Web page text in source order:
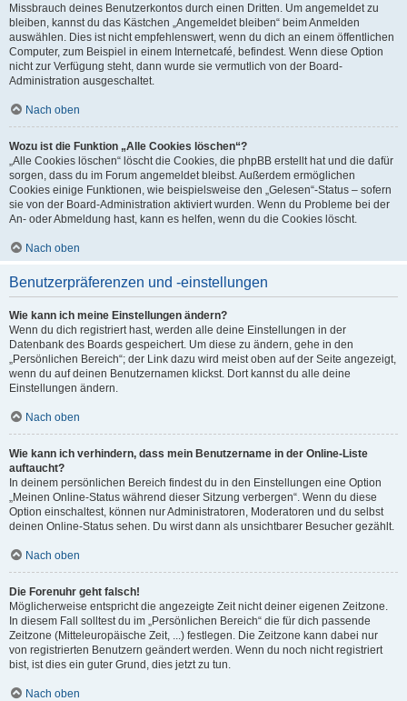
Missbrauch deines Benutzerkontos durch einen Dritten. Um angemeldet zu
bleiben, kannst du das Kästchen „Angemeldet bleiben“ beim Anmelden
auswählen. Dies ist nicht empfehlenswert, wenn du dich an einem öffentlichen
Computer, zum Beispiel in einem Internetcafé, befindest. Wenn diese Option
nicht zur Verfügung steht, dann wurde sie vermutlich von der Board-
Administration ausgeschaltet.
Nach oben
Wozu ist die Funktion „Alle Cookies löschen“?
„Alle Cookies löschen“ löscht die Cookies, die phpBB erstellt hat und die dafür
sorgen, dass du im Forum angemeldet bleibst. Außerdem ermöglichen
Cookies einige Funktionen, wie beispielsweise den „Gelesen“-Status – sofern
sie von der Board-Administration aktiviert wurden. Wenn du Probleme bei der
An- oder Abmeldung hast, kann es helfen, wenn du die Cookies löscht.
Nach oben
Benutzerpräferenzen und -einstellungen
Wie kann ich meine Einstellungen ändern?
Wenn du dich registriert hast, werden alle deine Einstellungen in der
Datenbank des Boards gespeichert. Um diese zu ändern, gehe in den
„Persönlichen Bereich“; der Link dazu wird meist oben auf der Seite angezeigt,
wenn du auf deinen Benutzernamen klickst. Dort kannst du alle deine
Einstellungen ändern.
Nach oben
Wie kann ich verhindern, dass mein Benutzername in der Online-Liste
auftaucht?
In deinem persönlichen Bereich findest du in den Einstellungen eine Option
„Meinen Online-Status während dieser Sitzung verbergen“. Wenn du diese
Option einschaltest, können nur Administratoren, Moderatoren und du selbst
deinen Online-Status sehen. Du wirst dann als unsichtbarer Besucher gezählt.
Nach oben
Die Forenuhr geht falsch!
Möglicherweise entspricht die angezeigte Zeit nicht deiner eigenen Zeitzone.
In diesem Fall solltest du im „Persönlichen Bereich“ die für dich passende
Zeitzone (Mitteleuropäische Zeit, ...) festlegen. Die Zeitzone kann dabei nur
von registrierten Benutzern geändert werden. Wenn du noch nicht registriert
bist, ist dies ein guter Grund, dies jetzt zu tun.
Nach oben